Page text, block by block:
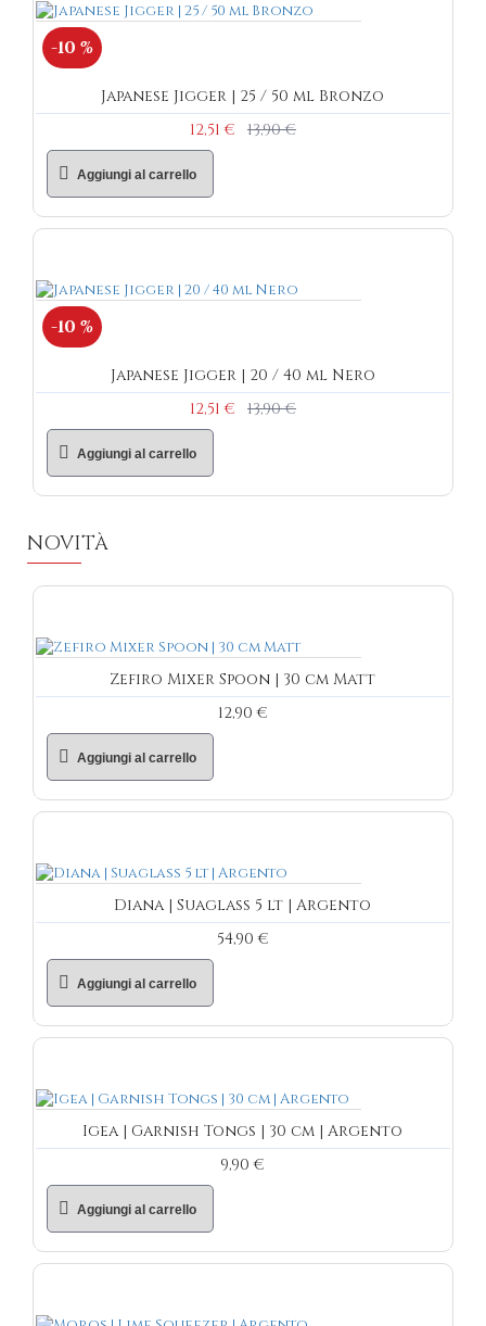
-10 %
Japanese Jigger | 25 / 50 ml Bronzo
12,51 €
13,90 €
Aggiungi al carrello
-10 %
Japanese Jigger | 20 / 40 ml Nero
12,51 €
13,90 €
Aggiungi al carrello
NOVITÀ
Zefiro Mixer Spoon | 30 cm Matt
12,90 €
Aggiungi al carrello
Diana | Suaglass 5 lt | Argento
54,90 €
Aggiungi al carrello
Igea | Garnish Tongs | 30 cm | Argento
9,90 €
Aggiungi al carrello